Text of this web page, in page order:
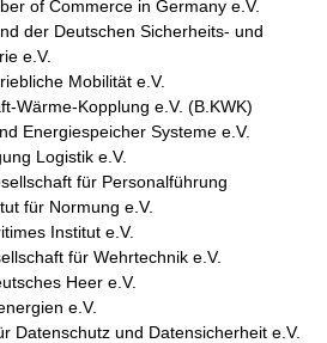
of Commerce in Germany e.V.
der Deutschen Sicherheits- und
e.V.
Mobilität e.V.
Wärme-Kopplung e.V. (B.KWK)
Energiespeicher Systeme e.V.
Logistik e.V.
für Personalführung
für Normung e.V.
Institut e.V.
für Wehrtechnik e.V.
Heer e.V.
e.V.
Datenschutz und Datensicherheit e.V.